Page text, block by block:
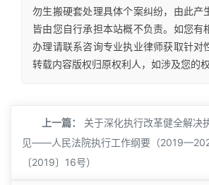
勿生搬硬套处理具体个案纠纷，由此产
皆由您自行承担本站概不负责。如您有
办理请联系咨询专业执业律师获取针对
转载内容版权归原权利人，如涉及您的
上一篇：
关于深化执行改革健全解决
见——人民法院执行工作纲要（
〔2019〕16号）